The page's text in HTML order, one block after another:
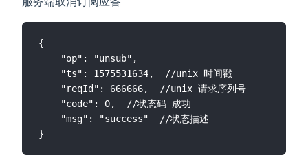
{
    "op": "unsub",
    "ts": 1575531634,  //unix 时间戳
    "reqId": 666666,  //unix 请求序列号
    "code": 0,  //状态码 成功
    "msg": "success"  //状态描述